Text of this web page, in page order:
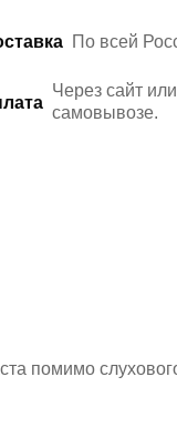
По всей
Через сайт
самовывозе.
помимо